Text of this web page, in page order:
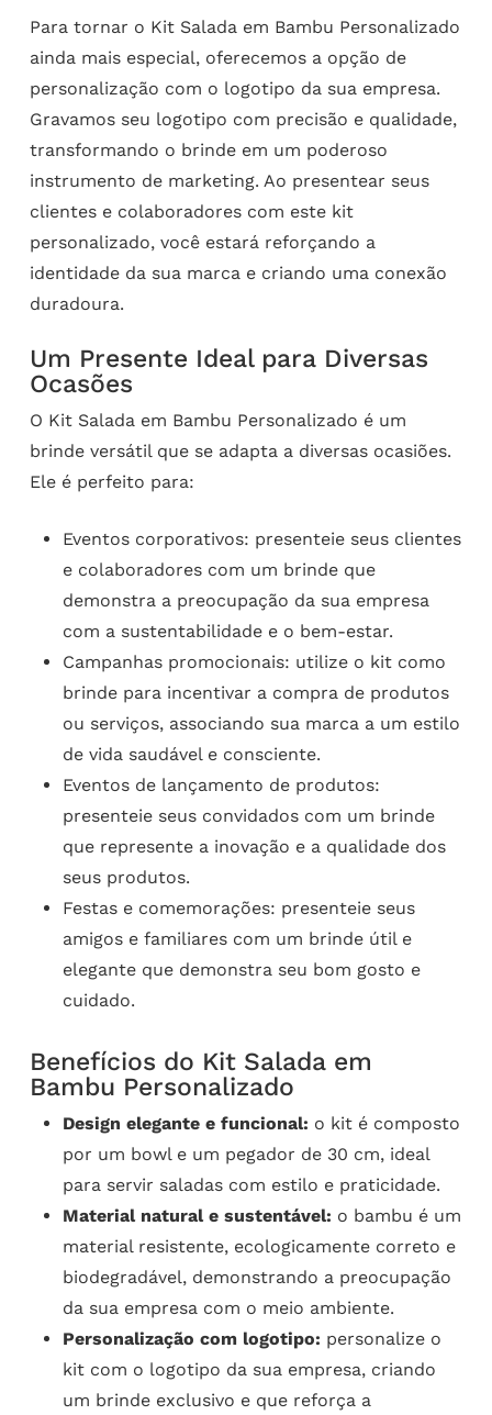
Para tornar o Kit Salada em Bambu Personalizado
ainda mais especial, oferecemos a opção de
personalização com o logotipo da sua empresa.
Gravamos seu logotipo com precisão e qualidade,
transformando o brinde em um poderoso
instrumento de marketing. Ao presentear seus
clientes e colaboradores com este kit
personalizado, você estará reforçando a
identidade da sua marca e criando uma conexão
duradoura.
Um Presente Ideal para Diversas
Ocasões
O Kit Salada em Bambu Personalizado é um
brinde versátil que se adapta a diversas ocasiões.
Ele é perfeito para:
Eventos corporativos: presenteie seus clientes
e colaboradores com um brinde que
demonstra a preocupação da sua empresa
com a sustentabilidade e o bem-estar.
Campanhas promocionais: utilize o kit como
brinde para incentivar a compra de produtos
ou serviços, associando sua marca a um estilo
de vida saudável e consciente.
Eventos de lançamento de produtos:
presenteie seus convidados com um brinde
que represente a inovação e a qualidade dos
seus produtos.
Festas e comemorações: presenteie seus
amigos e familiares com um brinde útil e
elegante que demonstra seu bom gosto e
cuidado.
Benefícios do Kit Salada em
Bambu Personalizado
Design elegante e funcional: o kit é composto
por um bowl e um pegador de 30 cm, ideal
para servir saladas com estilo e praticidade.
Material natural e sustentável: o bambu é um
material resistente, ecologicamente correto e
biodegradável, demonstrando a preocupação
da sua empresa com o meio ambiente.
Personalização com logotipo: personalize o
kit com o logotipo da sua empresa, criando
um brinde exclusivo e que reforça a